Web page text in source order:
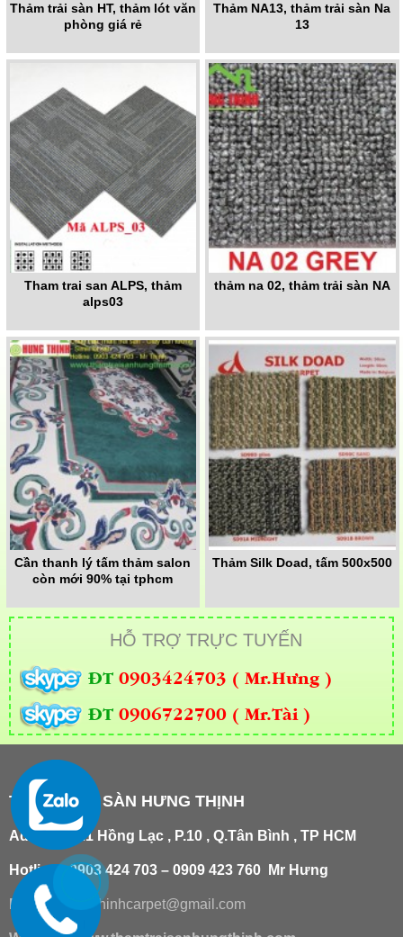
Thảm trải sàn HT, thảm lót văn
phòng giá rẻ
Thảm NA13, thảm trải sàn Na
13
Tham trai san ALPS, thảm
alps03
thảm na 02, thảm trải sàn NA
Cần thanh lý tấm thảm salon
còn mới 90% tại tphcm
Thảm Silk Doad, tấm 500x500
HỖ TRỢ TRỰC TUYẾN
ĐT 0903424703 ( Mr.Hưng )
ĐT 0906722700 ( Mr.Tài )
THẢM TRẢI SÀN HƯNG THỊNH
Add : 181/21 Hồng Lạc , P.10 , Q.Tân Bình , TP HCM
Hotline : 0903 424 703 – 0909 423 760 Mr Hưng
Email : hungthinhcarpet@gmail.com